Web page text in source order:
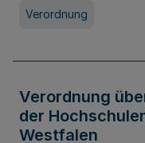
Verordnung
Verordnung
der
Westfalen